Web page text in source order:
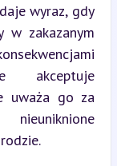
wyraz, gdy
w zakazanym
akceptuje
uważa go za